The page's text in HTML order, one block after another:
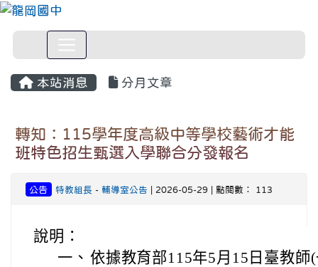
本站消息 分月文章
轉知：115學年度高級中等學校藝術才能
班特色招生甄選入學聯合分發報名
公告 特教組長 - 輔導室公告 | 2026-05-29 | 點閱數： 113
說明：
一、 依據教育部115年5月15日臺教師